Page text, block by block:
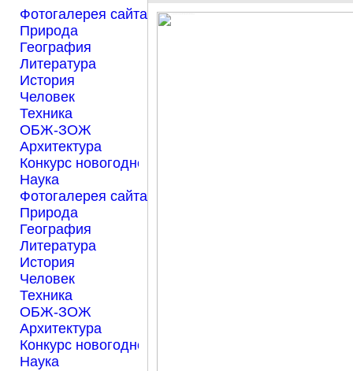
Фотогалерея сайта Началка.com
Природа
География
Литература
История
Человек
Техника
ОБЖ-ЗОЖ
Архитектура
Конкурс новогодней открытки "Нарисуем Новый
Наука
Фотогалерея сайта Началка.com
Природа
География
Литература
История
Человек
Техника
ОБЖ-ЗОЖ
Архитектура
Конкурс новогодней открытки "Нарисуем Новый
Наука